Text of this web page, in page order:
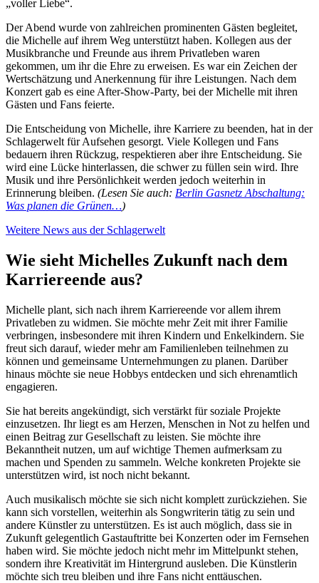
„voller Liebe“.
Der Abend wurde von zahlreichen prominenten Gästen begleitet,
die Michelle auf ihrem Weg unterstützt haben. Kollegen aus der
Musikbranche und Freunde aus ihrem Privatleben waren
gekommen, um ihr die Ehre zu erweisen. Es war ein Zeichen der
Wertschätzung und Anerkennung für ihre Leistungen. Nach dem
Konzert gab es eine After-Show-Party, bei der Michelle mit ihren
Gästen und Fans feierte.
Die Entscheidung von Michelle, ihre Karriere zu beenden, hat in der
Schlagerwelt für Aufsehen gesorgt. Viele Kollegen und Fans
bedauern ihren Rückzug, respektieren aber ihre Entscheidung. Sie
wird eine Lücke hinterlassen, die schwer zu füllen sein wird. Ihre
Musik und ihre Persönlichkeit werden jedoch weiterhin in
Erinnerung bleiben. (Lesen Sie auch: Berlin Gasnetz Abschaltung:
Was planen die Grünen…)
Weitere News aus der Schlagerwelt
Wie sieht Michelles Zukunft nach dem
Karriereende aus?
Michelle plant, sich nach ihrem Karriereende vor allem ihrem
Privatleben zu widmen. Sie möchte mehr Zeit mit ihrer Familie
verbringen, insbesondere mit ihren Kindern und Enkelkindern. Sie
freut sich darauf, wieder mehr am Familienleben teilnehmen zu
können und gemeinsame Unternehmungen zu planen. Darüber
hinaus möchte sie neue Hobbys entdecken und sich ehrenamtlich
engagieren.
Sie hat bereits angekündigt, sich verstärkt für soziale Projekte
einzusetzen. Ihr liegt es am Herzen, Menschen in Not zu helfen und
einen Beitrag zur Gesellschaft zu leisten. Sie möchte ihre
Bekanntheit nutzen, um auf wichtige Themen aufmerksam zu
machen und Spenden zu sammeln. Welche konkreten Projekte sie
unterstützen wird, ist noch nicht bekannt.
Auch musikalisch möchte sie sich nicht komplett zurückziehen. Sie
kann sich vorstellen, weiterhin als Songwriterin tätig zu sein und
andere Künstler zu unterstützen. Es ist auch möglich, dass sie in
Zukunft gelegentlich Gastauftritte bei Konzerten oder im Fernsehen
haben wird. Sie möchte jedoch nicht mehr im Mittelpunkt stehen,
sondern ihre Kreativität im Hintergrund ausleben. Die Künstlerin
möchte sich treu bleiben und ihre Fans nicht enttäuschen.